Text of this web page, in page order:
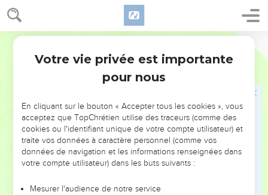
Jérémie 16
Les coupables seront tous pris
Voici, j'envoie une multitude de pêcheurs, dit l'Éternel, et
ils les pêcheront ; Et après cela j'enverrai une multitude de
chasseurs, et ils les chasseront De toutes les montagnes et
de toutes les collines, Et des fentes des rochers.
Car mes yeux sont attentifs à toutes leurs voies, Elles ne
sont point cachées devant ma face, Et leur iniquité ne se
dérobe point à mes regards.
Je leur donnerai d'abord le double salaire de leur iniquité
et de leur péché, Parce qu'ils ont profané mon pays, Parce
qu'ils ont rempli mon héritage Des cadavres de leurs idoles
Votre vie privée est importante
pour nous
En cliquant sur le bouton « Accepter tous les cookies », vous
acceptez que TopChrétien utilise des traceurs (comme des
cookies ou l'identifiant unique de votre compte utilisateur) et
traite vos données à caractère personnel (comme vos
données de navigation et les informations renseignées dans
votre compte utilisateur) dans les buts suivants :
Mesurer l'audience de notre service